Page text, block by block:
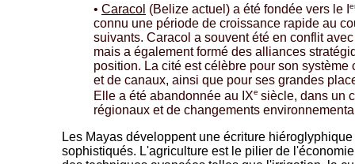
• Caracol (Belize actuel) a été fondée vers le I
connu une période de croissance rapide au
suivants. Caracol a souvent été en conflit
mais a également formé des alliances
position. La cité est célèbre pour son système
et de canaux, ainsi que pour ses grandes
Elle a été abandonnée au IXe siècle, dans un
régionaux et de changements
Les Mayas développent une écriture
sophistiqués. L'agriculture est le pilier de